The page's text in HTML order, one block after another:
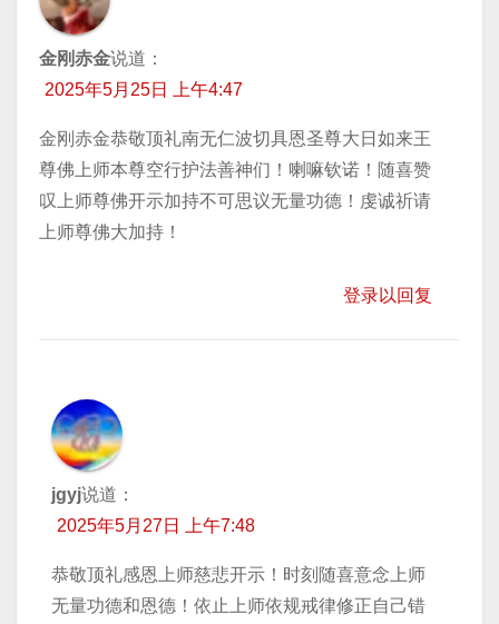
金刚赤金说道：
2025年5月25日 上午4:47
金刚赤金恭敬顶礼南无仁波切具恩圣尊大日如来王
尊佛上师本尊空行护法善神们！喇嘛钦诺！随喜赞
叹上师尊佛开示加持不可思议无量功德！虔诚祈请
上师尊佛大加持！
登录以回复
jgyj说道：
2025年5月27日 上午7:48
恭敬顶礼感恩上师慈悲开示！时刻随喜意念上师
无量功德和恩德！依止上师依规戒律修正自己错